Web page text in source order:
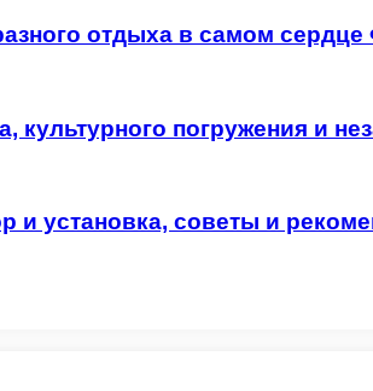
отдыха в самом
культурного погружения и
и установка, советы и